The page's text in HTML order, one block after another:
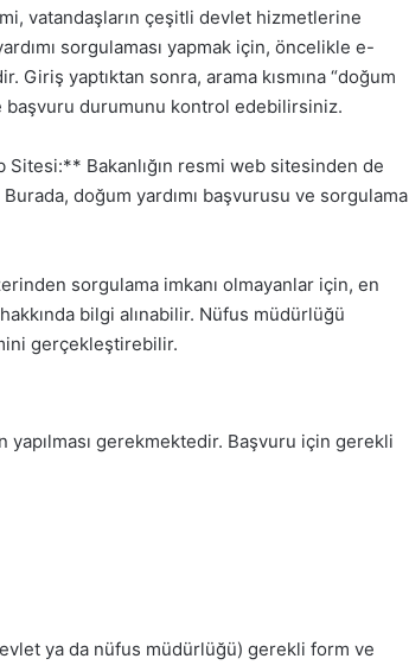
vatandaşların çeşitli devlet hizmetlerine
sorgulaması yapmak için, öncelikle e-
yaptıktan sonra, arama kısmına “doğum
başvuru durumunu kontrol edebilirsiniz.
Sitesi:** Bakanlığın resmi web sitesinden de
doğum yardımı başvurusu ve sorgulama
sorgulama imkanı olmayanlar için, en
bilgi alınabilir. Nüfus müdürlüğü
gerçekleştirebilir.
gerekmektedir. Başvuru için gerekli
ya da nüfus müdürlüğü) gerekli form ve